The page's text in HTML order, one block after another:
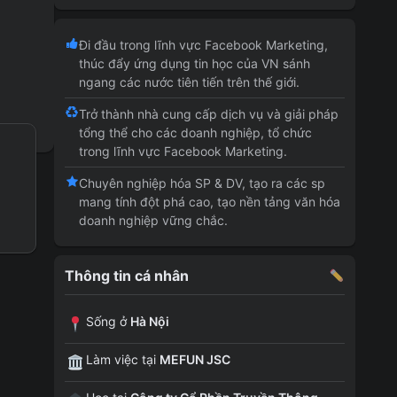
Đi đầu trong lĩnh vực Facebook Marketing,
thúc đẩy ứng dụng tin học của VN sánh
ngang các nước tiên tiến trên thế giới.
Trở thành nhà cung cấp dịch vụ và giải pháp
tổng thể cho các doanh nghiệp, tổ chức
trong lĩnh vực Facebook Marketing.
Chuyên nghiệp hóa SP & DV, tạo ra các sp
mang tính đột phá cao, tạo nền tảng văn hóa
doanh nghiệp vững chắc.
Thông tin cá nhân
Sống ở Hà Nội
Làm việc tại MEFUN JSC